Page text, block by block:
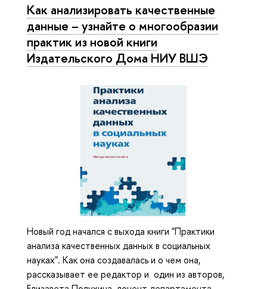
Как анализировать качественные
данные – узнайте о многообразии
практик из новой книги
Издательского Дома НИУ ВШЭ
Новый год начался с выхода книги "Практики
анализа качественных данных в социальных
науках". Как она создавалась и о чем она,
рассказывает ее редактор и один из авторов,